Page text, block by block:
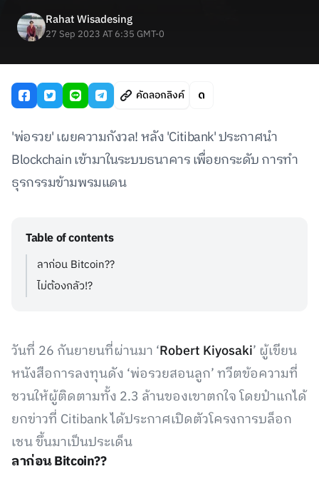
Rahat Wisadesing
27 Sep 2023 AT 6:35 GMT-0
คัดลอกลิงค์
'พ่อรวย' เผยความกังวล! หลัง 'Citibank' ประกาศนำ
Blockchain เข้ามาในระบบธนาคาร เพื่อยกระดับ การทำ
ธุรกรรมข้ามพรมแดน
Table of contents
ลาก่อน Bitcoin??
ไม่ต้องกลัว!?
วันที่ 26 กันยายนที่ผ่านมา ‘Robert Kiyosaki’ ผู้เขียน
หนังสือการลงทุนดัง ‘พ่อรวยสอนลูก’ ทวีตข้อความที่
ชวนให้ผู้ติดตามทั้ง 2.3 ล้านของเขาตกใจ โดยป๋าแกได้
ยกข่าวที่ Citibank ได้ประกาศเปิดตัวโครงการบล็อก
เชน ขึ้นมาเป็นประเด็น
ลาก่อน Bitcoin??